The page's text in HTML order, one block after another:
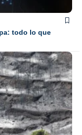
todo lo que